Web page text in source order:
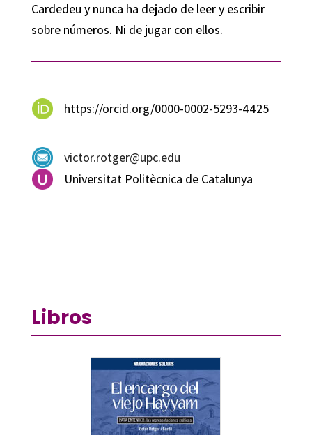
Cardedeu y nunca ha dejado de leer y escribir
sobre números. Ni de jugar con ellos.
https://orcid.org/0000-0002-5293-4425
victor.rotger@upc.edu
Universitat Politècnica de Catalunya
Libros